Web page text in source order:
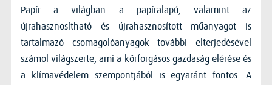
Papír a világban a papíralapú, valamint az
újrahasznosítható és újrahasznosított műanyagot is
tartalmazó csomagolóanyagok további elterjedésével
számol világszerte, ami a körforgásos gazdaság elérése és
a klímavédelem szempontjából is egyaránt fontos. A